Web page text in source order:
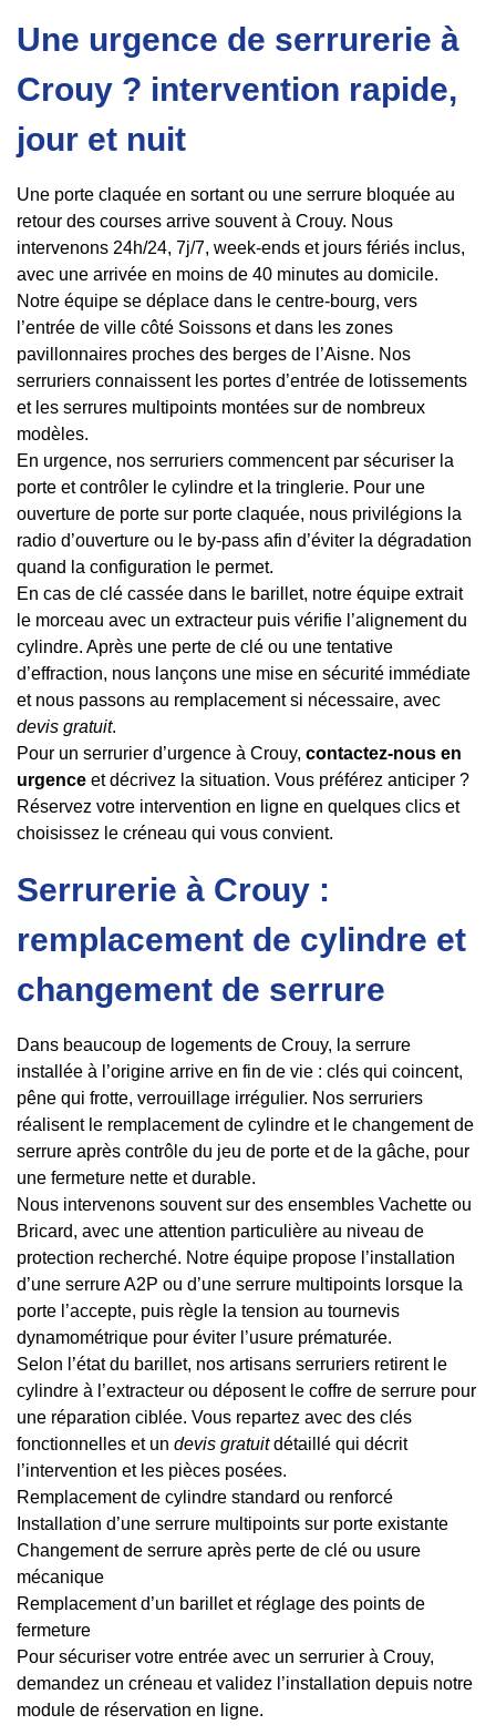
Une urgence de serrurerie à
Crouy ? intervention rapide,
jour et nuit
Une porte claquée en sortant ou une serrure bloquée au
retour des courses arrive souvent à Crouy. Nous
intervenons 24h/24, 7j/7, week-ends et jours fériés inclus,
avec une arrivée en moins de 40 minutes au domicile.
Notre équipe se déplace dans le centre-bourg, vers
l’entrée de ville côté Soissons et dans les zones
pavillonnaires proches des berges de l’Aisne. Nos
serruriers connaissent les portes d’entrée de lotissements
et les serrures multipoints montées sur de nombreux
modèles.
En urgence, nos serruriers commencent par sécuriser la
porte et contrôler le cylindre et la tringlerie. Pour une
ouverture de porte sur porte claquée, nous privilégions la
radio d’ouverture ou le by-pass afin d’éviter la dégradation
quand la configuration le permet.
En cas de clé cassée dans le barillet, notre équipe extrait
le morceau avec un extracteur puis vérifie l’alignement du
cylindre. Après une perte de clé ou une tentative
d’effraction, nous lançons une mise en sécurité immédiate
et nous passons au remplacement si nécessaire, avec
devis gratuit.
Pour un serrurier d’urgence à Crouy, contactez-nous en
urgence et décrivez la situation. Vous préférez anticiper ?
Réservez votre intervention en ligne en quelques clics et
choisissez le créneau qui vous convient.
Serrurerie à Crouy :
remplacement de cylindre et
changement de serrure
Dans beaucoup de logements de Crouy, la serrure
installée à l’origine arrive en fin de vie : clés qui coincent,
pêne qui frotte, verrouillage irrégulier. Nos serruriers
réalisent le remplacement de cylindre et le changement de
serrure après contrôle du jeu de porte et de la gâche, pour
une fermeture nette et durable.
Nous intervenons souvent sur des ensembles Vachette ou
Bricard, avec une attention particulière au niveau de
protection recherché. Notre équipe propose l’installation
d’une serrure A2P ou d’une serrure multipoints lorsque la
porte l’accepte, puis règle la tension au tournevis
dynamométrique pour éviter l’usure prématurée.
Selon l’état du barillet, nos artisans serruriers retirent le
cylindre à l’extracteur ou déposent le coffre de serrure pour
une réparation ciblée. Vous repartez avec des clés
fonctionnelles et un devis gratuitdétaillé qui décrit
l’intervention et les pièces posées.
Remplacement de cylindre standard ou renforcé
Installation d’une serrure multipoints sur porte existante
Changement de serrure après perte de clé ou usure
mécanique
Remplacement d’un barillet et réglage des points de
fermeture
Pour sécuriser votre entrée avec un serrurier à Crouy,
demandez un créneau et validez l’installation depuis notre
module de réservation en ligne.